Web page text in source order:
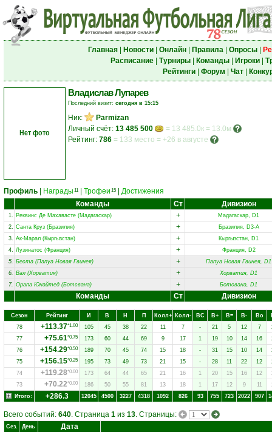
Главная| Новости| Онлайн| Правила| Опросы|
Расписание| Турниры| Команды| Игроки|
Рейтинги| Форум Чат|
Нет фото
Владислав Лупарев
Последний визит: сегодня в 15:15
Ник:
Parmizan
Личный счёт: 13 485 500
= 13 485.0к = 13.0м
Рейтинг: 786 = 133 место = +26 в августе
Профиль Награды 11 Трофеи 15
Достижения
Команды
Ст Дивизион
1. Реквинс Де Махавасте (Мадагаскар) +
Мадагаскар, D1
2. Санта Круз (Бразилия) +
Бразилия, D3-A
3. Ак-Марал (Кыргызстан) +
Кыргызстан, D1
4. Лузинатос (Франция) +
Франция, D2
5. Беста (Папуа Новая Гвинея) +
Папуа Новая Гвинея, D1
6. Вал (Хорватия) +
Хорватия, D1
7. Орапа Юнайтед (Ботсвана) + Ботсвана, D1
Команды Ст Дивизион
Сезон Рейтинг И В Н П Колл+ Колл- ВC В+ В= В- Вo
78
+113.37*1.00 105 45 38 22 11 7 - 21 5 12 7
77
+75.61*0.75 173 60 44 69 9 17 1 19 10 14 16
76
+154.29*0.50 189 70 45 74 15 18 - 31 15 10 14
75
+156.15*0.25 195 73 49 73 21 15 - 28 11 22 12
74
+119.28*0.00 173 64 44 65 21 16 1 20 15 16 12
73
+70.22*0.00 186 50 55 81 13 18 1 17 12 9 11
Итого:
+286.3 12045 4500 3227 4318 1092 826 93 755 723 2022 907
Всего событий: 640. Страница 1 из 13. Страницы:
Сез. День Дата